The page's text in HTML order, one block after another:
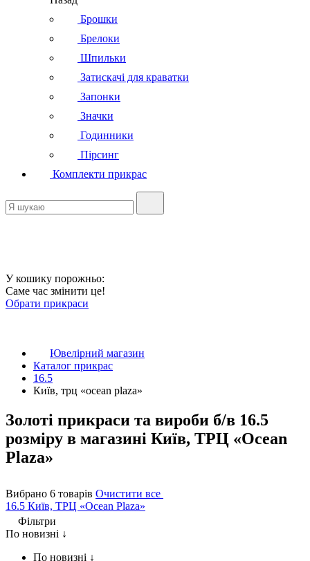
Брошки
Брелоки
Шпильки
Затискачі для краватки
Запонки
Значки
Годинники
Пірсинг
Комплекти прикрас
У кошику порожньо:
Саме час змінити це!
Обрати прикраси
Ювелірний магазин
Каталог прикрас
16.5
Київ, трц «ocean plaza»
Золоті прикраси та вироби б/в 16.5
розміру в магазині Київ, ТРЦ «Ocean
Plaza»
Вибрано 6 товарів Очистити все
16.5 Київ, ТРЦ «Ocean Plaza»
Фільтри
По новизні ↓
По новизні ↓